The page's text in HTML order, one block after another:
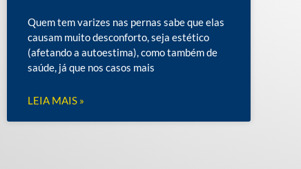
Quem tem varizes nas pernas sabe que elas
causam muito desconforto, seja estético
(afetando a autoestima), como também de
saúde, já que nos casos mais
LEIA MAIS »